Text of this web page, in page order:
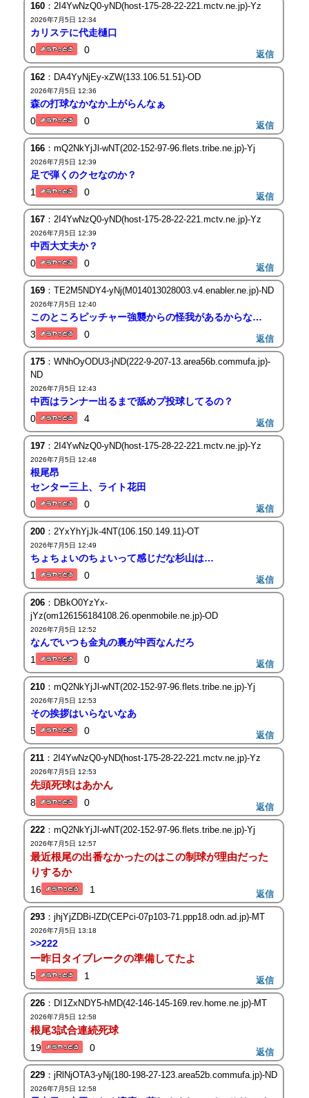
160：2I4YwNzQ0-yND(host-175-28-22-221.mctv.ne.jp)-Yz
2026年7月5日 12:34
カリステに代走樋口
0
0 返信
162：DA4YyNjEy-xZW(133.106.51.51)-OD
2026年7月5日 12:36
森の打球なかなか上がらんなぁ
0
0 返信
166：mQ2NkYjJl-wNT(202-152-97-96.flets.tribe.ne.jp)-Yj
2026年7月5日 12:39
足で弾くのクセなのか？
1
0 返信
167：2I4YwNzQ0-yND(host-175-28-22-221.mctv.ne.jp)-Yz
2026年7月5日 12:39
中西大丈夫か？
0
0 返信
169：TE2M5NDY4-yNj(M014013028003.v4.enabler.ne.jp)-ND
2026年7月5日 12:40
このところピッチャー強襲からの怪我があるからな…
3
0 返信
175：WNhOyODU3-jND(222-9-207-13.area56b.commufa.jp)-
ND
2026年7月5日 12:43
中西はランナー出るまで舐めプ投球してるの？
0
4 返信
197：2I4YwNzQ0-yND(host-175-28-22-221.mctv.ne.jp)-Yz
2026年7月5日 12:48
根尾昂
センター三上、ライト花田
0
0 返信
200：2YxYhYjJk-4NT(106.150.149.11)-OT
2026年7月5日 12:49
ちょちょいのちょいって感じだな杉山は…
1
0 返信
206：DBkO0YzYx-
jYz(om126156184108.26.openmobile.ne.jp)-OD
2026年7月5日 12:52
なんでいつも金丸の裏が中西なんだろ
1
0 返信
210：mQ2NkYjJl-wNT(202-152-97-96.flets.tribe.ne.jp)-Yj
2026年7月5日 12:53
その挨拶はいらないなあ
5
0 返信
211：2I4YwNzQ0-yND(host-175-28-22-221.mctv.ne.jp)-Yz
2026年7月5日 12:53
先頭死球はあかん
8 0 返信
222：mQ2NkYjJl-wNT(202-152-97-96.flets.tribe.ne.jp)-Yj
2026年7月5日 12:57
最近根尾の出番なかったのはこの制球が理由だった
りするか
16 1 返信
293：jhjYjZDBi-lZD(CEPci-07p103-71.ppp18.odn.ad.jp)-MT
2026年7月5日 13:18
>>222
一昨日タイブレークの準備してたよ
5 1 返信
226：DI1ZxNDY5-hMD(42-146-145-169.rev.home.ne.jp)-MT
2026年7月5日 12:58
根尾3試合連続死球
19 0 返信
229：jRlNjOTA3-yNj(180-198-27-123.area52b.commufa.jp)-ND
2026年7月5日 12:58